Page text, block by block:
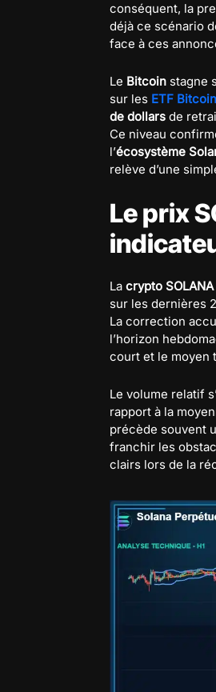
conséquent, la
déjà ce scénario
face à ces
Le Bitcoin stagne
sur les ETF
de dollars de
Ce niveau
l’écosystème
relève d’une
Le prix
La crypto SOLANA
sur les dernières
La correction
l’horizon
court et le moyen
Le volume relatif
rapport à la
précède souvent
franchir les
clairs lors de la